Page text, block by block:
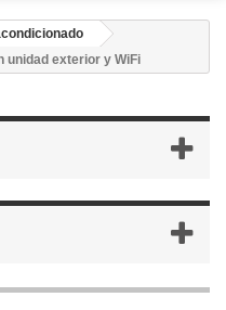
unidad exterior y WiFi